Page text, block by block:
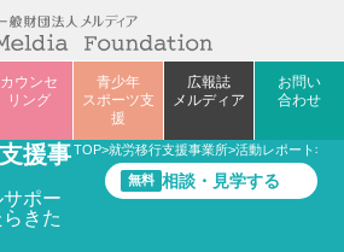
カウンセ
リング
青少年
スポーツ支
援
広報誌
メルディア
お問い
合わせ
援事
ポー
きた
TOP>就労移行支援事業所>活動レポート>
無料 相談・見学する